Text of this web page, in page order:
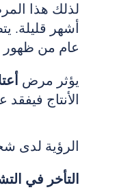
لذلك هذا
أشهر قليلة. يتطور المرض
عام من ظهور
يؤثر مرض
الأنتاج
الرؤية لدى
التأخر في